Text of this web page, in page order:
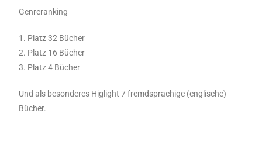
Genreranking
1. Platz 32 Bücher
2. Platz 16 Bücher
3. Platz 4 Bücher
Und als besonderes Higlight 7 fremdsprachige (englische)
Bücher.